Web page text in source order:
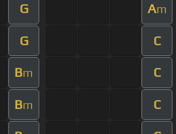
G Am
G C
Bm C
Bm C